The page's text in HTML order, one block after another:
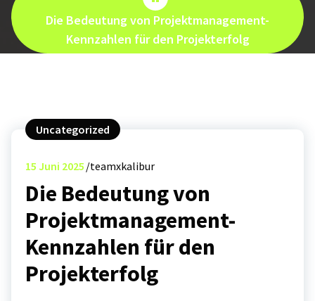
Die Bedeutung von Projektmanagement-
Kennzahlen für den Projekterfolg
Uncategorized
15 Juni 2025 teamxkalibur
Die Bedeutung von
Projektmanagement-
Kennzahlen für den
Projekterfolg